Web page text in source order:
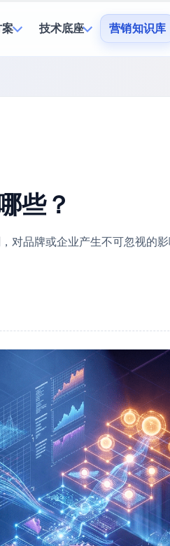
案 技术底座 营销知识库
些？
对品牌或企业产生不可忽视的